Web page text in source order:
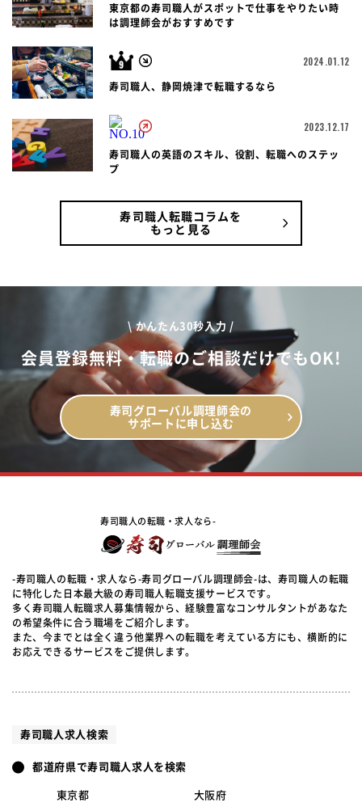
東京都の寿司職人がスポットで仕事をやりたい時
は調理師会がおすすめです
2024.01.12
寿司職人、静岡焼津で転職するなら
2023.12.17
寿司職人の英語のスキル、役割、転職へのステッ
プ
寿司職人転職コラムを
もっと見る
\ かんたん30秒入力 /
会員登録無料・転職のご相談だけでもOK!
寿司グローバル調理師会の
サポートに申し込む
寿司職人の転職・求人なら-
-寿司職人の転職・求人なら-寿司グローバル調理師会-は、寿司職人の転職
に特化した日本最大級の寿司職人転職支援サービスです。
多く寿司職人転職求人募集情報から、経験豊富なコンサルタントがあなた
の希望条件に合う職場をご紹介します。
また、今までとは全く違う他業界への転職を考えている方にも、横断的に
お応えできるサービスをご提供します。
寿司職人求人検索
都道府県で寿司職人求人を検索
東京都 大阪府